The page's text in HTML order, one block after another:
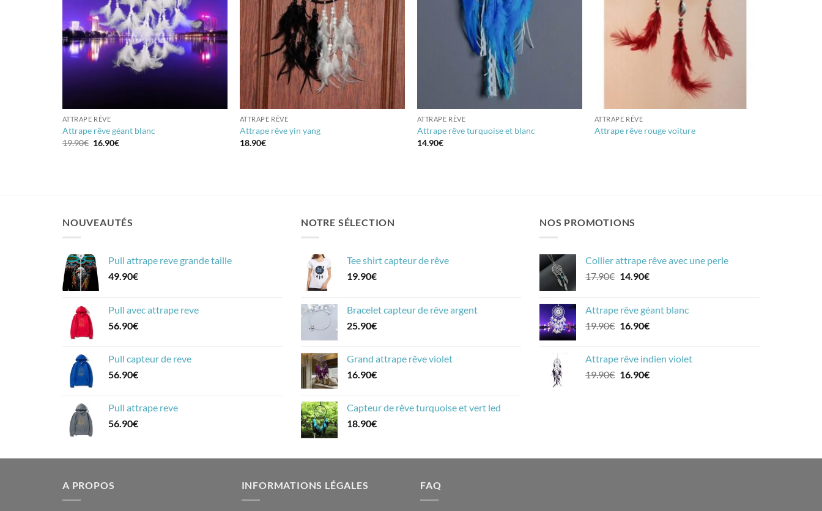
ATTRAPE RÊVE
Attrape rêve géant blanc
19.90€ Le
16.90€Le
ATTRAPE RÊVE
Attrape rêve yin yang
18.90€
ATTRAPE RÊVE
Attrape rêve turquoise et blanc
14.90€
ATTRAPE RÊVE
Attrape rêve rouge voiture
NOUVEAUTÉS
Pull attrape reve grande taille
49.90€
Pull avec attrape reve
56.90€
Pull capteur de reve
56.90€
Pull attrape reve
56.90€
NOTRE SÉLECTION
Tee shirt capteur de rêve
19.90€
Bracelet capteur de rêve argent
25.90€
Grand attrape rêve violet
16.90€
Capteur de rêve turquoise et vert led
18.90€
NOS PROMOTIONS
Collier attrape rêve avec une perle
17.90€ Le
était :
17.90€.
14.90€Le
est :
14.90€.
Attrape rêve géant blanc
19.90€ Le
était :
19.90€.
16.90€Le
est :
16.90€.
Attrape rêve indien violet
19.90€ Le
16.90€Le
A PROPOS INFORMATIONS LÉGALES FAQ